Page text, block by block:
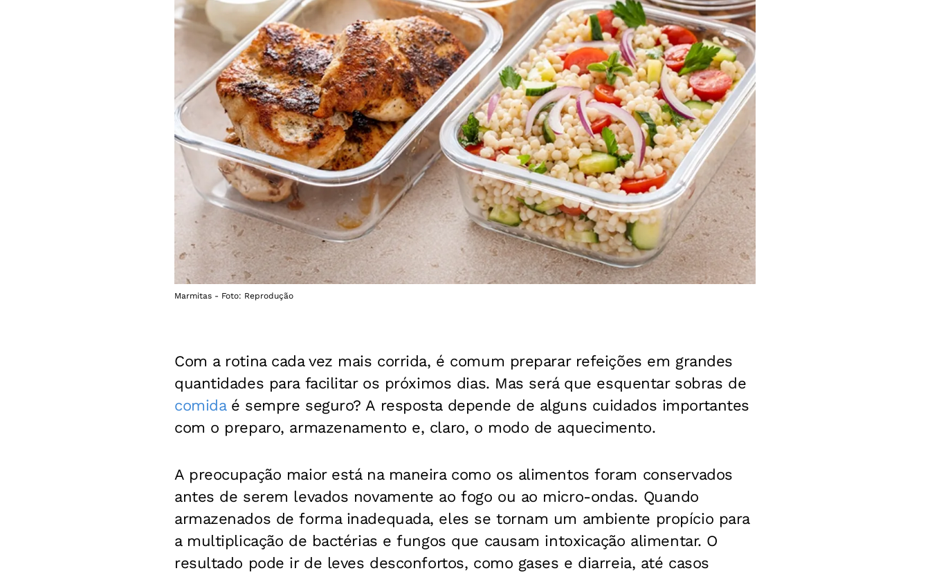
Marmitas - Foto: Reprodução
Com a rotina cada vez mais corrida, é comum preparar refeições em grandes
quantidades para facilitar os próximos dias. Mas será que esquentar sobras de
comidaé sempre seguro? A resposta depende de alguns cuidados importantes
com o preparo, armazenamento e, claro, o modo de aquecimento.
A preocupação maior está na maneira como os alimentos foram conservados
antes de serem levados novamente ao fogo ou ao micro-ondas. Quando
armazenados de forma inadequada, eles se tornam um ambiente propício para
a multiplicação de bactérias e fungos que causam intoxicação alimentar. O
resultado pode ir de leves desconfortos, como gases e diarreia, até casos